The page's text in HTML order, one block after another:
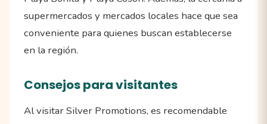
supermercados y mercados locales hace que sea
conveniente para quienes buscan establecerse
en la región.
Consejos para visitantes
Al visitar Silver Promotions, es recomendable